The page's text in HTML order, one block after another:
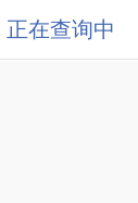
正在查询中